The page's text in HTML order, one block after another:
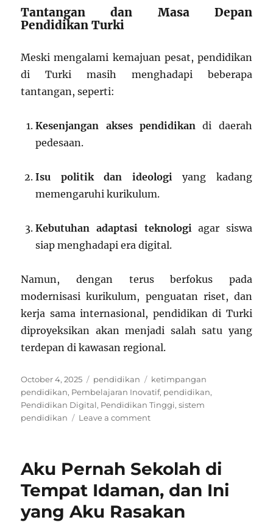
Tantangan dan Masa Depan
Pendidikan Turki
Meski mengalami kemajuan pesat, pendidikan
di Turki masih menghadapi beberapa
tantangan, seperti:
Kesenjangan akses pendidikan di daerah
pedesaan.
Isu politik dan ideologi yang kadang
memengaruhi kurikulum.
Kebutuhan adaptasi teknologi agar siswa
siap menghadapi era digital.
Namun, dengan terus berfokus pada
modernisasi kurikulum, penguatan riset, dan
kerja sama internasional, pendidikan di Turki
diproyeksikan akan menjadi salah satu yang
terdepan di kawasan regional.
Posted
on
October 4, 2025 Categories
pendidikan Tags
ketimpangan
pendidikan, Pembelajaran Inovatif, pendidikan,
Pendidikan Digital, Pendidikan Tinggi,sistem
pendidikan
Leave a commenton
Pendidikan
Turki
Modern
Aku Pernah Sekolah di
Tempat Idaman, dan Ini
yang Aku Rasakan